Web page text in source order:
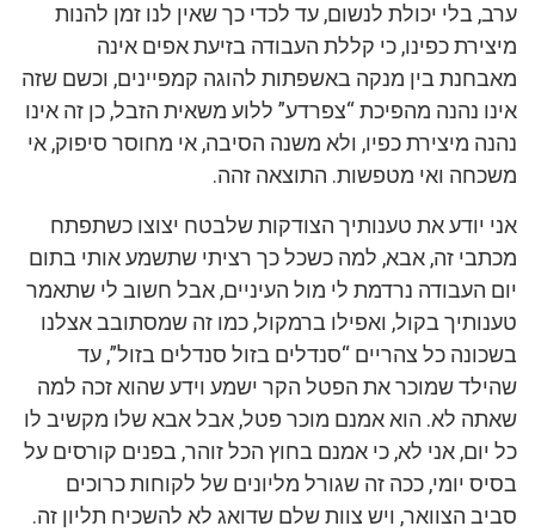
ערב, בלי יכולת לנשום, עד לכדי כך שאין לנו זמן להנות
מיצירת כפינו, כי קללת העבודה בזיעת אפים אינה
מאבחנת בין מנקה באשפתות להוגה קמפיינים, וכשם שזה
אינו נהנה מהפיכת “צפרדע” ללוע משאית הזבל, כן זה אינו
נהנה מיצירת כפיו, ולא משנה הסיבה, אי מחוסר סיפוק, אי
משכחה ואי מטפשות. התוצאה זהה.
אני יודע את טענותיך הצודקות שלבטח יצוצו כשתפתח
מכתבי זה, אבא, למה כשכל כך רציתי שתשמע אותי בתום
יום העבודה נרדמת לי מול העיניים, אבל חשוב לי שתאמר
טענותיך בקול, ואפילו ברמקול, כמו זה שמסתובב אצלנו
בשכונה כל צהריים “סנדלים בזול סנדלים בזול”, עד
שהילד שמוכר את הפטל הקר ישמע וידע שהוא זכה למה
שאתה לא. הוא אמנם מוכר פטל, אבל אבא שלו מקשיב לו
כל יום, אני לא, כי אמנם בחוץ הכל זוהר, בפנים קורסים על
בסיס יומי, ככה זה שגורל מליונים של לקוחות כרוכים
סביב הצוואר, ויש צוות שלם שדואג לא להשכיח תליון זה.